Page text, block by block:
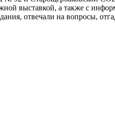
выставкой, а также с
отвечали на вопросы,